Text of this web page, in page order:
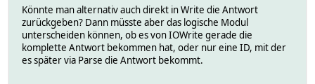
Könnte man alternativ auch direkt in Write die Antwort
zurückgeben? Dann müsste aber das logische Modul
unterscheiden können, ob es von IOWrite gerade die
komplette Antwort bekommen hat, oder nur eine ID, mit der
es später via Parse die Antwort bekommt.